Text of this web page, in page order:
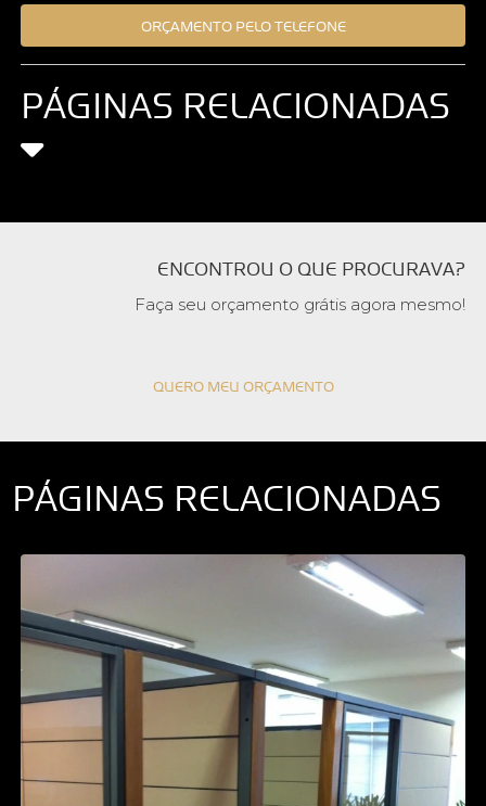
ORÇAMENTO PELO TELEFONE
PÁGINAS RELACIONADAS
ENCONTROU O QUE PROCURAVA?
Faça seu orçamento grátis agora mesmo!
QUERO MEU ORÇAMENTO
PÁGINAS RELACIONADAS